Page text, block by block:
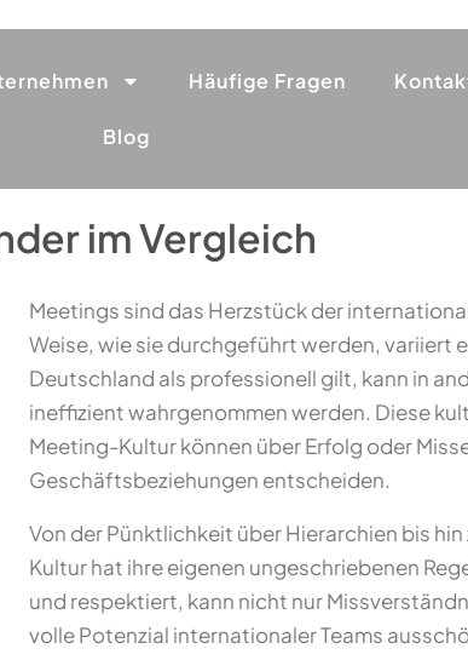
Häufige Fragen
Blog
im Vergleich
Meetings sind das Herzstück der
Weise, wie sie durchgeführt werden, variiert
Deutschland als professionell gilt, kann in
ineffizient wahrgenommen werden. Diese
Meeting-Kultur können über Erfolg oder
Geschäftsbeziehungen entscheiden.
Von der Pünktlichkeit über Hierarchien bis
Kultur hat ihre eigenen ungeschriebenen
und respektiert, kann nicht nur
volle Potenzial internationaler Teams